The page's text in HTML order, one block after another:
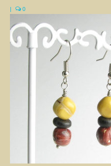
vannak kivételek, amikor az adott
Ilyen pl. a Szívcsakra, amelyhez a
rózsakvarc, a szeretet kristály. A
Féldrágakő ékszer
Ezen az oldalon csak olyan egyedi
amelyet valódi ásványok,
készítettem. Az ékszerek
kombinációjával igyekeztem egyedi
A nyakláncok, medálok, karkötők,
különleges egyéniségével, és még a
ékszerek alapanyagául szolgáló
kövek, és mint ilyenek, jótékony
ásványoknak tulajdonított pozitív
szépségük, egyediségük és gyógyító
0